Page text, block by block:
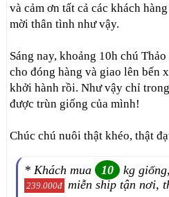
và cảm ơn tất cả các khách
mời thân tình như vậy.
Sáng nay, khoảng 10h chú
cho đóng hàng và giao lên bến
khởi hành rồi. Như vậy chỉ
được trùn giống của mình!
Chúc chú nuôi thật khéo, thật
* Khách mua 10 kg
239.000đ miễn ship tận nơi,